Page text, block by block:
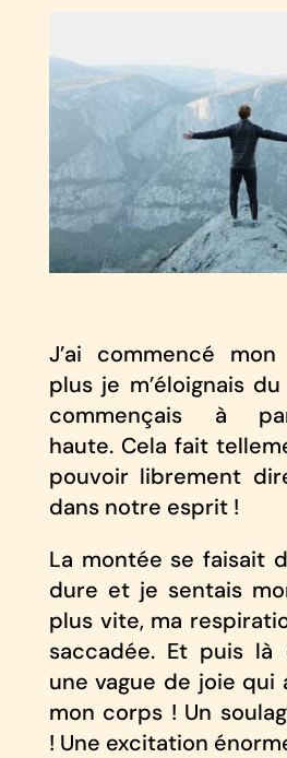
J’ai commencé
plus je m’éloignais
commençais à
haute. Cela fait
pouvoir librement
dans notre esprit !
La montée se faisait
dure et je sentais
plus vite, ma
saccadée. Et puis là
une vague de joie
mon corps ! Un
! Une excitation